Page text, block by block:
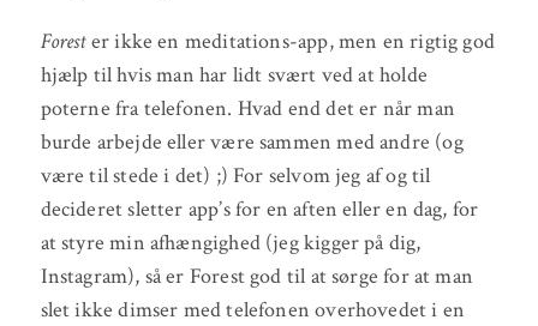
Forester ikke en meditations-app, men en rigtig god
hjælp til hvis man har lidt svært ved at holde
poterne fra telefonen. Hvad end det er når man
burde arbejde eller være sammen med andre (og
være til stede i det) ;) For selvom jeg af og til
decideret sletter app’s for en aften eller en dag, for
at styre min afhængighed (jeg kigger på dig,
Instagram), så er Forest god til at sørge for at man
slet ikke dimser med telefonen overhovedet i en